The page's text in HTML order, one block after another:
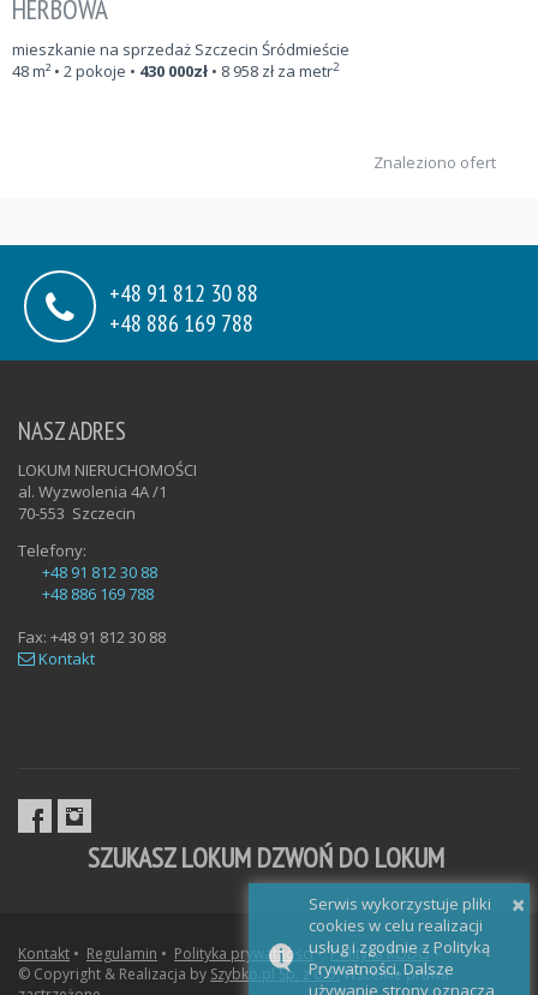
HERBOWA
mieszkanie na sprzedaż Szczecin Śródmieście
48m² • 2 pokoje • 430 000zł • 8 958 zł za metr2
Znaleziono ofert
+48 91 812 30 88
+48 886 169 788
NASZ ADRES
LOKUM NIERUCHOMOŚCI
al. Wyzwolenia 4A /1
70-553 Szczecin
Telefony:
+48 91 812 30 88
+48 886 169 788
Fax: +48 91 812 30 88
Kontakt
SZUKASZ LOKUM DZWOŃ DO LOKUM
Kontakt • Regulamin • Polityka prywatności•Polityka RODO •
© Copyright & Realizacja by Szybko.pl Sp. z o.o.Wszelkie prawa
×
Serwis wykorzystuje pliki
cookies w celu realizacji
usług i zgodnie z Polityką
Prywatności. Dalsze
używanie strony oznacza